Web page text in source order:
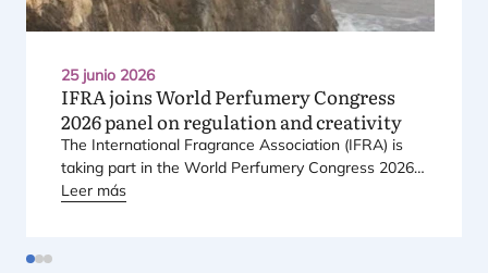
25 junio 2026
IFRAjoins World Perfumery Congress
2026panel on regulation and creativity
The Inter­na­tio­nal Fra­gran­ce Asso­cia­tion (IFRA) is
taking part in the World Per­fu­mery Con­gress 2026,
held from
Leer más